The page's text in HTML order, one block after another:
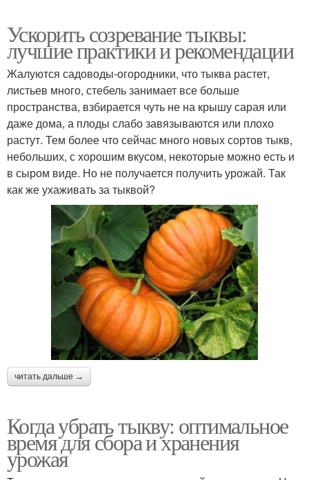
Ускорить созревание тыквы:
лучшие практики и рекомендации
Жалуются садоводы-огородники, что тыква растет,
листьев много, стебель занимает все больше
пространства, взбирается чуть не на крышу сарая или
даже дома, а плоды слабо завязываются или плохо
растут. Тем более что сейчас много новых сортов тыкв,
небольших, с хорошим вкусом, некоторые можно есть и
в сыром виде. Но не получается получить урожай. Так
как же ухаживать за тыквой?
читать дальше →
Когда убрать тыкву: оптимальное
время для сбора и хранения
урожая